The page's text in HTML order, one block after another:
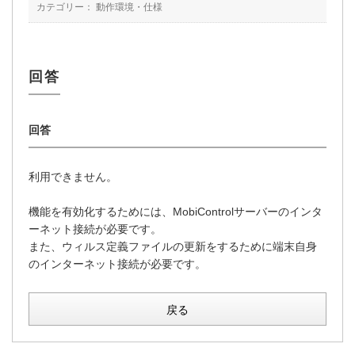
カテゴリー： 動作環境・仕様
利用できません。
機能を有効化するためには、MobiControlサーバーのインタ
ーネット接続が必要です。
また、ウィルス定義ファイルの更新をするために端末自身
のインターネット接続が必要です。
戻る